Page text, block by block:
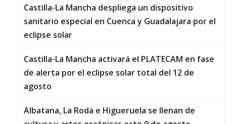
Castilla-La Mancha despliega un dispositivo
sanitario especial en Cuenca y Guadalajara por el
eclipse solar
Castilla-La Mancha activará el PLATECAM en fase
de alerta por el eclipse solar total del 12 de
agosto
Albatana, La Roda e Higueruela se llenan de